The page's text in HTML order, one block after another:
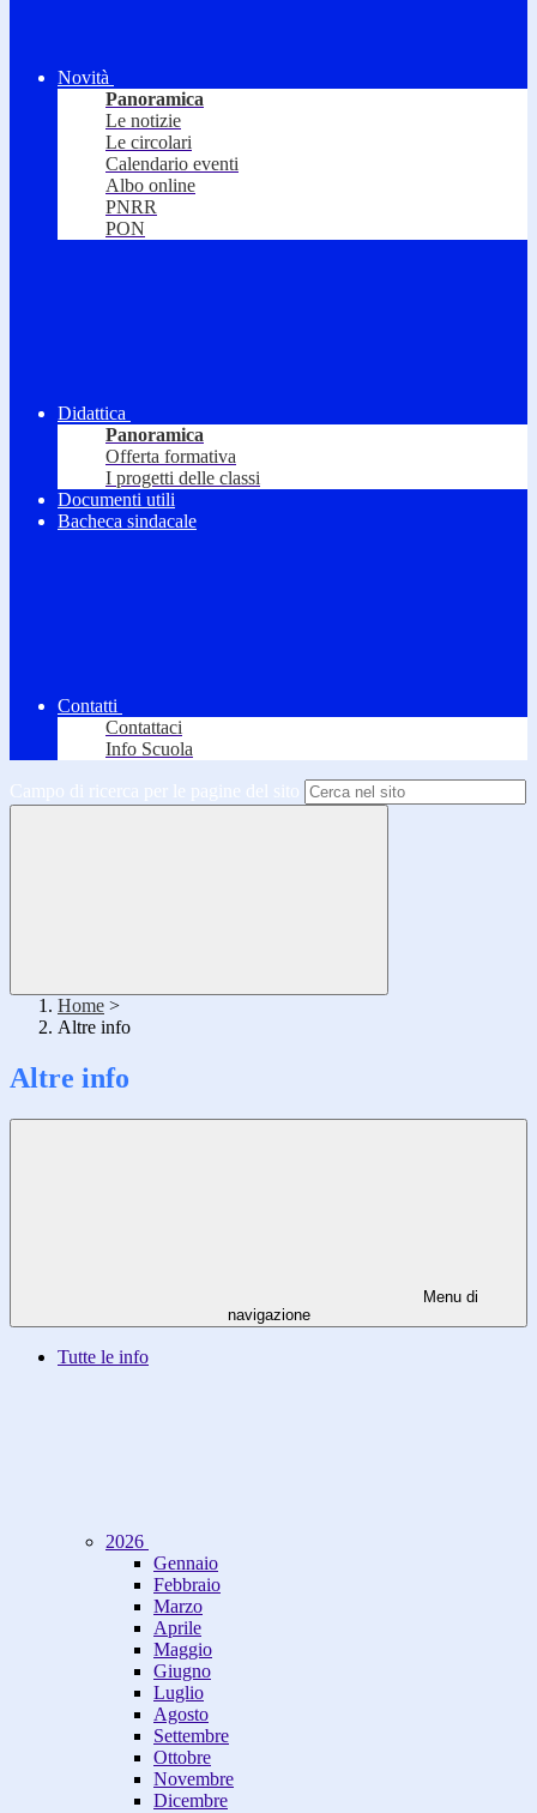
Novità
Panoramica
Le notizie
Le circolari
Calendario eventi
Albo online
PNRR
PON
Didattica
Panoramica
Offerta formativa
I progetti delle classi
Documenti utili
Bacheca sindacale
Contatti
Contattaci
Info Scuola
Campo di ricerca per le pagine del sito
Home >
Altre info
Altre info
Menu di
navigazione
Tutte le info
2026
Gennaio
Febbraio
Marzo
Aprile
Maggio
Giugno
Luglio
Agosto
Settembre
Ottobre
Novembre
Dicembre